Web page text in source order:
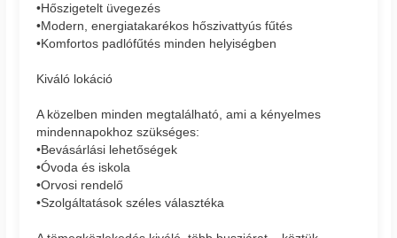
•Hőszigetelt üvegezés
•Modern, energiatakarékos hőszivattyús fűtés
•Komfortos padlófűtés minden helyiségben
Kiváló lokáció
A közelben minden megtalálható, ami a kényelmes
mindennapokhoz szükséges:
•Bevásárlási lehetőségek
•Óvoda és iskola
•Orvosi rendelő
•Szolgáltatások széles választéka